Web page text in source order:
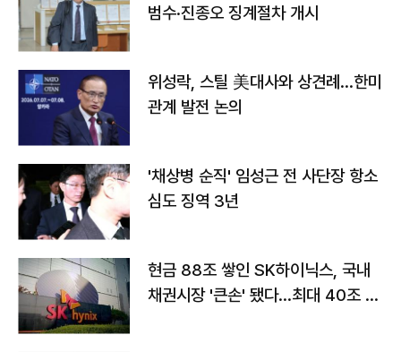
범수·진종오 징계절차 개시
위성락, 스틸 美대사와 상견례…한미
관계 발전 논의
'채상병 순직' 임성근 전 사단장 항소
심도 징역 3년
현금 88조 쌓인 SK하이닉스, 국내
채권시장 '큰손' 됐다…최대 40조 투